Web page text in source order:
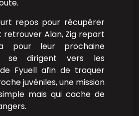
repos pour récupérer
retrouver Alan, Zig repart
pour leur prochaine
se dirigent vers les
Fyuell afin de traquer
juvéniles, une mission
mais qui cache de